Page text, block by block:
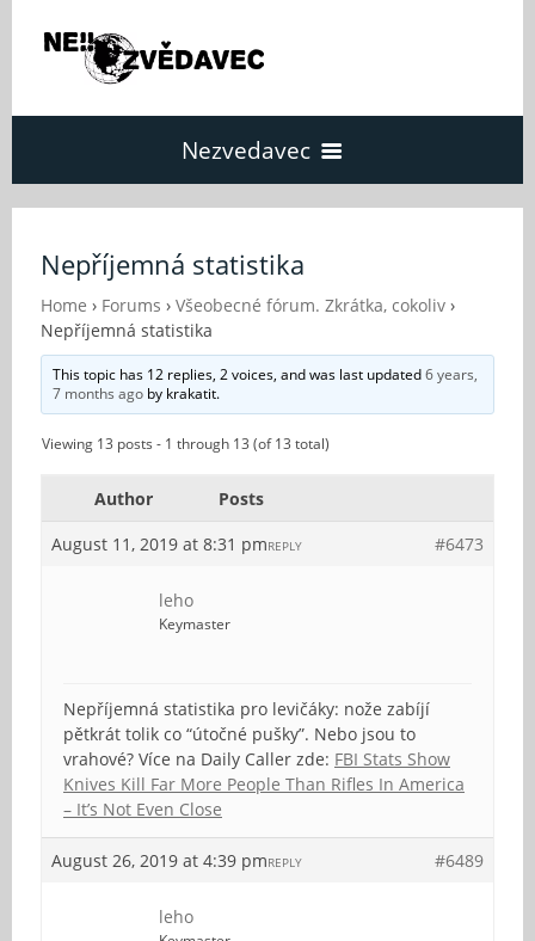
Nezvedavec
Fórum
O Nezvědavci
Kontakt
Nepříjemná statistika
Home › Forums › Všeobecné fórum. Zkrátka, cokoliv ›
Nepříjemná statistika
This topic has 12 replies, 2 voices, and was last updated6 years,
7 months ago by krakatit.
Viewing 13 posts - 1 through 13 (of 13 total)
Author
Posts
August 11, 2019 at 8:31 pm
#6473
REPLY
leho
Keymaster
Nepříjemná statistika pro levičáky: nože zabíjí
pětkrát tolik co “útočné pušky”. Nebo jsou to
vrahové? Více na Daily Caller zde: FBI Stats Show
Knives Kill Far More People Than Rifles In America
– It’s Not Even Close
August 26, 2019 at 4:39 pm #6489
REPLY
leho